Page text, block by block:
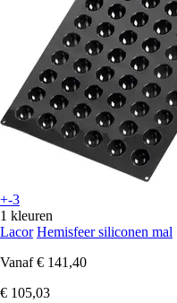
+-3
1 kleuren
Lacor Hemisfeer siliconen mal
Vanaf € 141,40
€ 105,03